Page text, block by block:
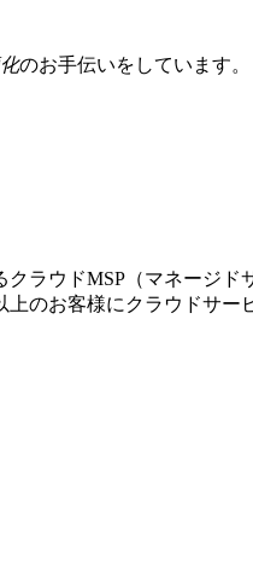
のお⼿伝いをしています。
ラウドMSP（マネージ
のお客様にクラウドサー